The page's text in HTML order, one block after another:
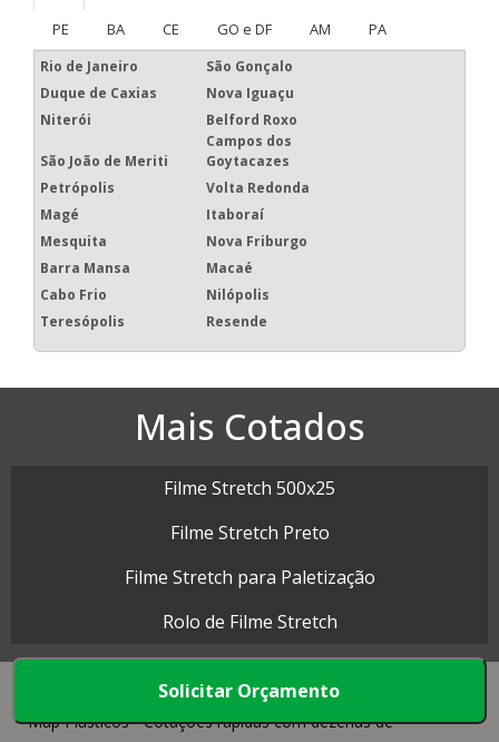
Solicitar Orçamento
PE
BA CE GO e DF AM PA
Rio de Janeiro
São Gonçalo
Duque de Caxias
Nova Iguaçu
Niterói
Belford Roxo
São João de Meriti
Campos dos
Goytacazes
Petrópolis
Volta Redonda
Magé
Itaboraí
Mesquita
Nova Friburgo
Barra Mansa
Macaé
Cabo Frio
Nilópolis
Teresópolis
Resende
Mais Cotados
Filme Stretch 500x25
Filme Stretch Preto
Filme Stretch para Paletização
Rolo de Filme Stretch
Map Plásticos - Cotações rápidas com dezenas de